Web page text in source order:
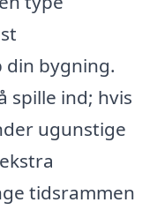
bygning.
spille ind; hvis
ugunstige
tidsrammen